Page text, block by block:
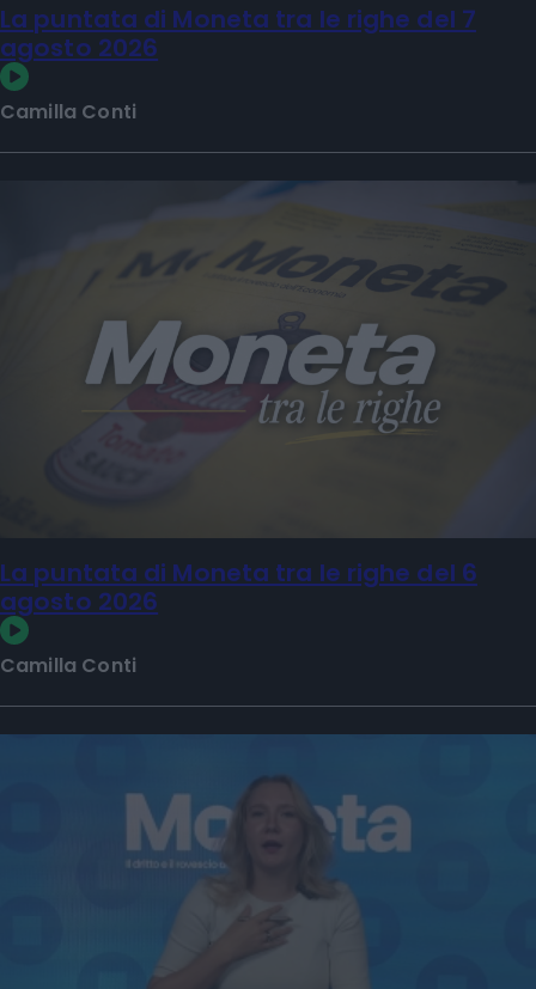
La puntata di Moneta tra le righe del 7
agosto 2026
Camilla Conti
La puntata di Moneta tra le righe del 6
agosto 2026
Camilla Conti